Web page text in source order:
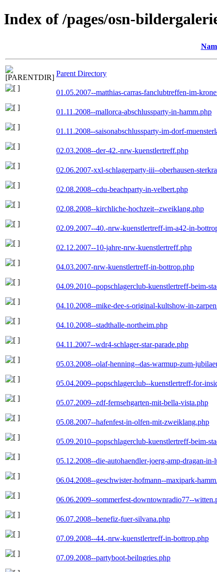
Index of /pages/osn-
Parent Directory
01.05.2007--matthias-carras-fanclubtreffen-im-
01.11.2008--mallorca-abschlussparty-in-hamm.php
01.11.2008--saisonabschlussparty-im-dorf-
02.03.2008--der-42.-nrw-kuenstlertreff.php
02.06.2007-xxl-schlagerparty-iii--oberhausen-
02.08.2008--cdu-beachparty-in-velbert.php
02.08.2008--kirchliche-hochzeit--zweiklang.php
02.09.2007--40.-nrw-kuenstlertreff-im-a42-in-
02.12.2007--10-jahre-nrw-kuenstlertreff.php
04.03.2007-nrw-kuenstlertreff-in-bottrop.php
04.09.2010--popschlagerclub-kuenstlertreff-beim-
04.10.2008--mike-dee-s-original-kultshow-in-
04.10.2008--stadthalle-northeim.php
04.11.2007--wdr4-schlager-star-parade.php
05.03.2008--olaf-henning--das-warmup-zum-
05.04.2009--popschlagerclub--kuenstlertreff-for-
05.07.2009--zdf-fernsehgarten-mit-bella-vista.php
05.08.2007--hafenfest-in-olfen-mit-zweiklang.php
05.09.2010--popschlagerclub-kuenstlertreff-beim-
05.12.2008--die-autohaendler-joerg-amp-dragan-in-
06.04.2008--geschwister-hofmann--maxipark-
06.06.2009--sommerfest-downtownradio77--
06.07.2008--benefiz-fuer-silvana.php
07.09.2008--44.-nrw-kuenstlertreff-in-bottrop.php
07.09.2008--partyboot-beilngries.php